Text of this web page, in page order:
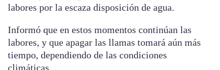
labores por la escaza disposición de agua.
Informó que en estos momentos continúan las
labores, y que apagar las llamas tomará aún más
tiempo, dependiendo de las condiciones
climáticas.